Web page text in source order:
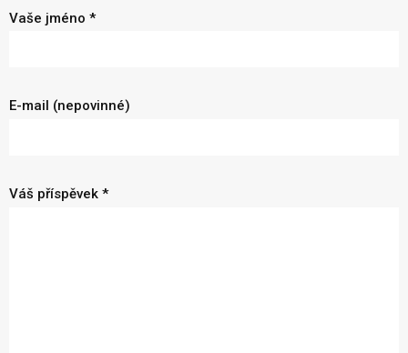
Vaše jméno *
E-mail (nepovinné)
Váš příspěvek *